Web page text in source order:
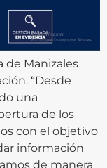
de Manizales
“Desde
una
de los
con el objetivo
información
de manera